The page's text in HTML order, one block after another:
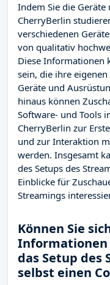
Indem Sie die Geräte
CherryBerlin
verschiedenen
von qualitativ
Diese Informationen
sein, die ihre
Geräte und
hinaus können
Software- und Tools
CherryBerlin zur
und zur Interaktion
werden. Insgesamt
des Setups des
Einblicke für
Streamings
Können Sie
Informationen
das Setup des
selbst einen